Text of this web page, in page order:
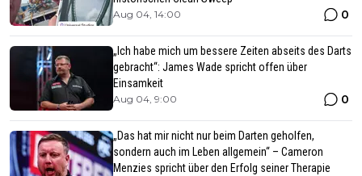
Aug 04, 14:00 0
„Ich habe mich um bessere Zeiten abseits des Darts
gebracht“: James Wade spricht offen über
Einsamkeit
Aug 04, 9:00 0
„Das hat mir nicht nur beim Darten geholfen,
sondern auch im Leben allgemein“ – Cameron
Menzies spricht über den Erfolg seiner Therapie